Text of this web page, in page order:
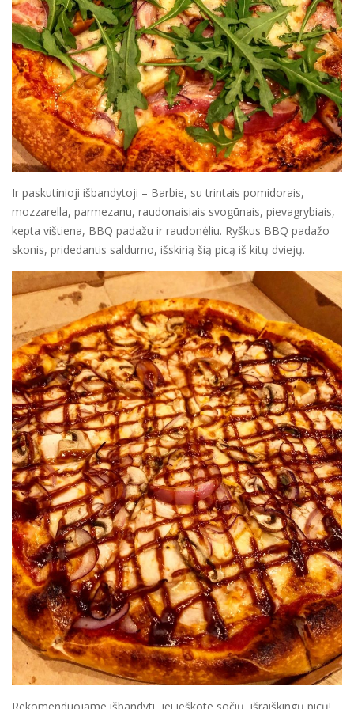
Ir paskutinioji išbandytoji – Barbie, su trintais pomidorais,
mozzarella, parmezanu, raudonaisiais svogūnais, pievagrybiais,
kepta vištiena, BBQ padažu ir raudonėliu. Ryškus BBQ padažo
skonis, pridedantis saldumo, išskirią šią picą iš kitų dviejų.